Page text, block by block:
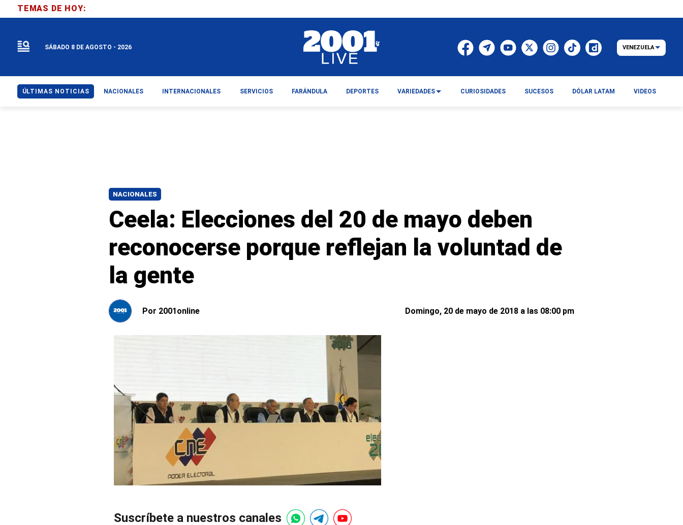
NACIONALES
Ceela: Elecciones del 20 de mayo deben
reconocerse porque reflejan la voluntad de
la gente
Por 2001online Domingo, 20 de mayo de 2018 a las 08:00 pm
Suscríbete a nuestros canales
TEMAS DE HOY:
SÁBADO 8 DE AGOSTO - 2026 VENEZUELA
ÚLTIMAS NOTICIAS NACIONALES INTERNACIONALES SERVICIOS FARÁNDULA DEPORTES VARIEDADES CURIOSIDADES SUCESOS DÓLAR LATAM VIDEOS